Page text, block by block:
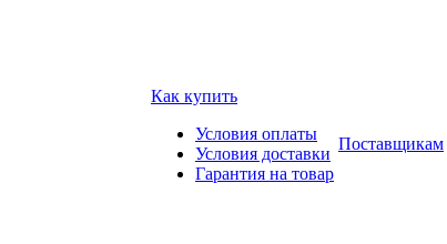
Как купить
Условия оплаты
Условия доставки
Гарантия на товар
Поставщикам